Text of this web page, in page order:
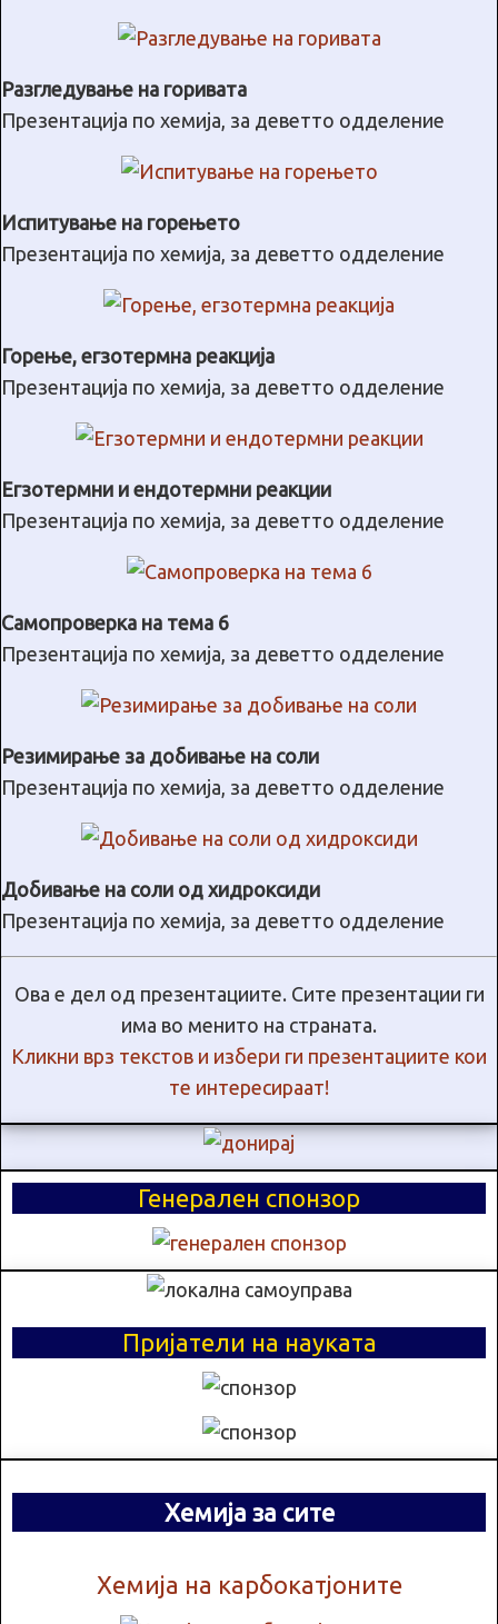
Разгледување на горивата
Презентација по хемија, за деветто одделение
Испитување на горењето
Презентација по хемија, за деветто одделение
Горење, егзотермна реакција
Презентација по хемија, за деветто одделение
Егзотермни и ендотермни реакции
Презентација по хемија, за деветто одделение
Самопроверка на тема 6
Презентација по хемија, за деветто одделение
Резимирање за добивање на соли
Презентација по хемија, за деветто одделение
Добивање на соли од хидроксиди
Презентација по хемија, за деветто одделение
Ова е дел од презентациите. Сите презентации ги
има во менито на страната.
Кликни врз текстов и избери ги презентациите кои
те интересираат!
Генерален спонзор
Пријатели на науката
Хемија за сите
Хемија на карбокатјоните